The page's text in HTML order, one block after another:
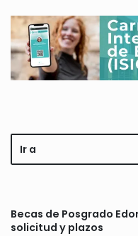
Ir a
Becas de Posgrado
solicitud y plazos